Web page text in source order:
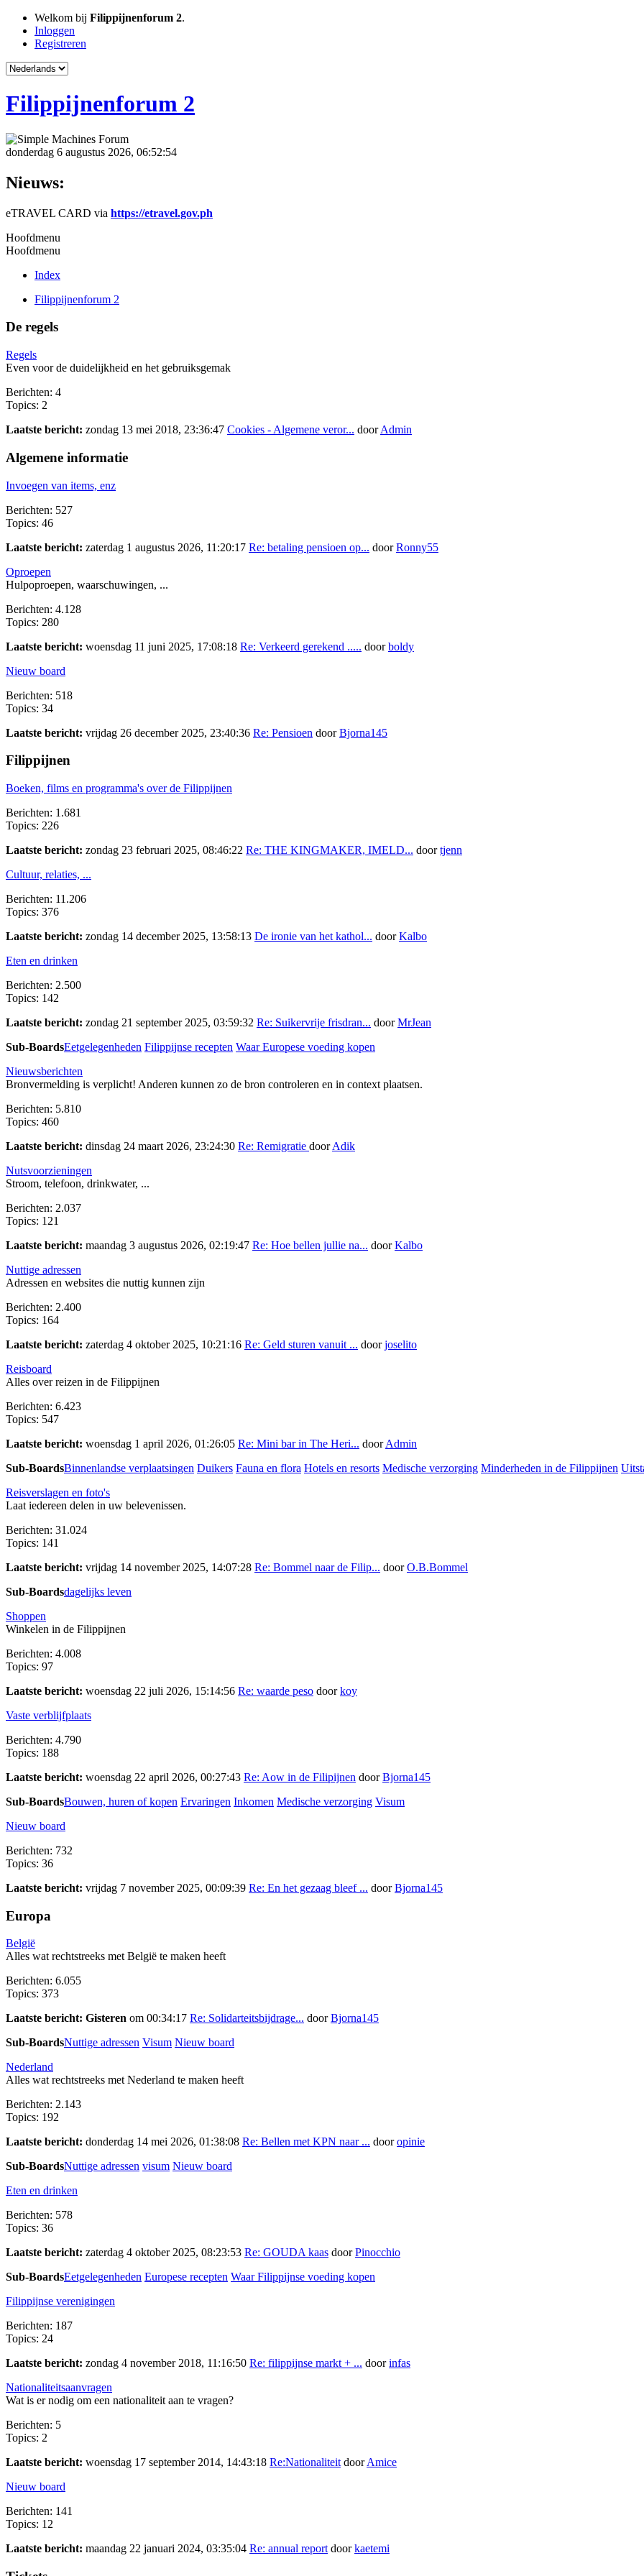
Welkom bij Filippijnenforum 2.
Inloggen
Registreren
Filippijnenforum 2
donderdag 6 augustus 2026, 06:52:54
Nieuws:
eTRAVEL CARD via https://etravel.gov.ph
Hoofdmenu
Hoofdmenu
Index
Filippijnenforum 2
De regels
Regels
Even voor de duidelijkheid en het gebruiksgemak
Berichten: 4
Topics: 2
Laatste bericht: zondag 13 mei 2018, 23:36:47 Cookies - Algemene veror... doorAdmin
Algemene informatie
Invoegen van items, enz
Berichten: 527
Topics: 46
Laatste bericht: zaterdag 1 augustus 2026, 11:20:17 Re: betaling pensioen op... doorRonny55
Oproepen
Hulpoproepen, waarschuwingen, ...
Berichten: 4.128
Topics: 280
Laatste bericht: woensdag 11 juni 2025, 17:08:18 Re: Verkeerd gerekend ..... doorboldy
Nieuw board
Berichten: 518
Topics: 34
Laatste bericht: vrijdag 26 december 2025, 23:40:36 Re: Pensioen doorBjorna145
Filippijnen
Boeken, films en programma's over de Filippijnen
Berichten: 1.681
Topics: 226
Laatste bericht: zondag 23 februari 2025, 08:46:22 Re: THE KINGMAKER, IMELD... doortjenn
Cultuur, relaties, ...
Berichten: 11.206
Topics: 376
Laatste bericht: zondag 14 december 2025, 13:58:13 De ironie van het kathol... doorKalbo
Eten en drinken
Berichten: 2.500
Topics: 142
Laatste bericht: zondag 21 september 2025, 03:59:32 Re: Suikervrije frisdran... doorMrJean
Sub-BoardsEetgelegenheden Filippijnse recepten Waar Europese voeding kopen
Nieuwsberichten
Bronvermelding is verplicht! Anderen kunnen zo de bron controleren en in context plaatsen.
Berichten: 5.810
Topics: 460
Laatste bericht: dinsdag 24 maart 2026, 23:24:30 Re: Remigratie doorAdik
Nutsvoorzieningen
Stroom, telefoon, drinkwater, ...
Berichten: 2.037
Topics: 121
Laatste bericht: maandag 3 augustus 2026, 02:19:47 Re: Hoe bellen jullie na... doorKalbo
Nuttige adressen
Adressen en websites die nuttig kunnen zijn
Berichten: 2.400
Topics: 164
Laatste bericht: zaterdag 4 oktober 2025, 10:21:16 Re: Geld sturen vanuit ... doorjoselito
Reisboard
Alles over reizen in de Filippijnen
Berichten: 6.423
Topics: 547
Laatste bericht: woensdag 1 april 2026, 01:26:05 Re: Mini bar in The Heri... doorAdmin
Sub-BoardsBinnenlandse verplaatsingen Duikers Fauna en flora Hotels en resorts Medische verzorging Minderheden in de Filippijnen
Reisverslagen en foto's
Laat iedereen delen in uw belevenissen.
Berichten: 31.024
Topics: 141
Laatste bericht: vrijdag 14 november 2025, 14:07:28 Re: Bommel naar de Filip... doorO.B.Bommel
Sub-Boardsdagelijks leven
Shoppen
Winkelen in de Filippijnen
Berichten: 4.008
Topics: 97
Laatste bericht: woensdag 22 juli 2026, 15:14:56 Re: waarde peso doorkoy
Vaste verblijfplaats
Berichten: 4.790
Topics: 188
Laatste bericht: woensdag 22 april 2026, 00:27:43 Re: Aow in de Filipijnen doorBjorna145
Sub-BoardsBouwen, huren of kopen Ervaringen Inkomen Medische verzorging Visum
Nieuw board
Berichten: 732
Topics: 36
Laatste bericht: vrijdag 7 november 2025, 00:09:39 Re: En het gezaag bleef ... doorBjorna145
Europa
België
Alles wat rechtstreeks met België te maken heeft
Berichten: 6.055
Topics: 373
Laatste bericht: Gisteren om 00:34:17 Re: Solidarteitsbijdrage... doorBjorna145
Sub-BoardsNuttige adressen Visum Nieuw board
Nederland
Alles wat rechtstreeks met Nederland te maken heeft
Berichten: 2.143
Topics: 192
Laatste bericht: donderdag 14 mei 2026, 01:38:08 Re: Bellen met KPN naar ... dooropinie
Sub-BoardsNuttige adressen visum Nieuw board
Eten en drinken
Berichten: 578
Topics: 36
Laatste bericht: zaterdag 4 oktober 2025, 08:23:53 Re: GOUDA kaas doorPinocchio
Sub-BoardsEetgelegenheden Europese recepten Waar Filippijnse voeding kopen
Filippijnse verenigingen
Berichten: 187
Topics: 24
Laatste bericht: zondag 4 november 2018, 11:16:50 Re: filippijnse markt + ... doorinfas
Nationaliteitsaanvragen
Wat is er nodig om een nationaliteit aan te vragen?
Berichten: 5
Topics: 2
Laatste bericht: woensdag 17 september 2014, 14:43:18 Re:NationaliteitdoorAmice
Nieuw board
Berichten: 141
Topics: 12
Laatste bericht: maandag 22 januari 2024, 03:35:04 Re: annual reportdoorkaetemi